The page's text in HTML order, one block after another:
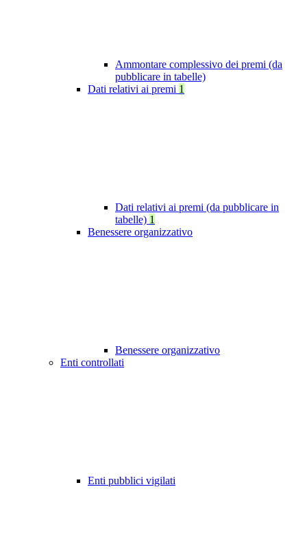
Ammontare complessivo dei premi (da
pubblicare in tabelle)
Dati relativi ai premi 1
Dati relativi ai premi (da pubblicare in
tabelle) 1
Benessere organizzativo
Benessere organizzativo
Enti controllati
Enti pubblici vigilati